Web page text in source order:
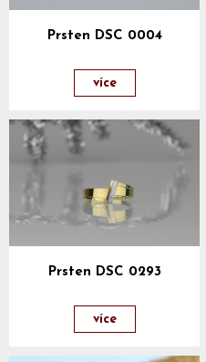
Prsten DSC 0004
více
Prsten DSC 0293
více